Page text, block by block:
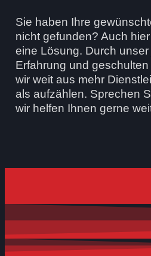
Sie haben Ihre
nicht gefunden? Auch
eine Lösung. Durch
Erfahrung und
wir weit aus mehr
als aufzählen. Sprechen
wir helfen Ihnen gerne